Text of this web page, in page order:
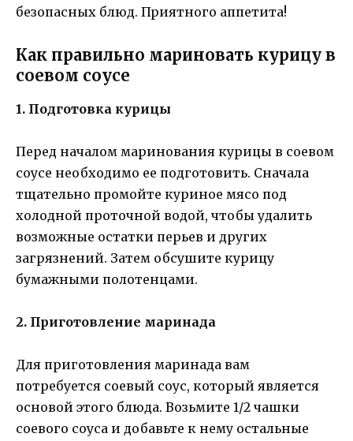
безопасных блюд. Приятного аппетита!
Как правильно мариновать курицу в
соевом соусе
1. Подготовка курицы
Перед началом маринования курицы в соевом
соусе необходимо ее подготовить. Сначала
тщательно промойте куриное мясо под
холодной проточной водой, чтобы удалить
возможные остатки перьев и других
загрязнений. Затем обсушите курицу
бумажными полотенцами.
2. Приготовление маринада
Для приготовления маринада вам
потребуется соевый соус, который является
основой этого блюда. Возьмите 1/2 чашки
соевого соуса и добавьте к нему остальные